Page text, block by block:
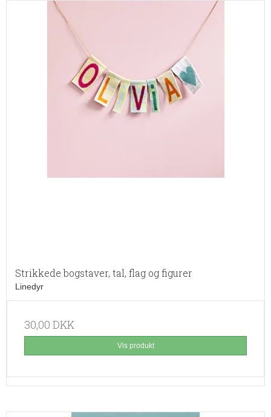
Strikkede bogstaver, tal, flag og figurer
Linedyr
30,00 DKK
Vis produkt